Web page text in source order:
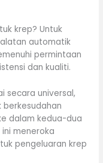
krep? Untuk
automatik
permintaan
dan kualiti.
secara universal,
berkesudahan
dalam kedua-dua
meneroka
pengeluaran krep